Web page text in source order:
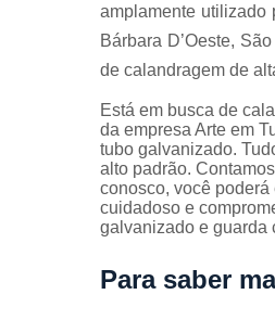
amplamente utilizado
Bárbara D’Oeste,
de calandragem de
Está em busca de
da empresa Arte em
tubo galvanizado.
alto padrão.
conosco, você
cuidadoso e
galvanizado e guarda
Para saber